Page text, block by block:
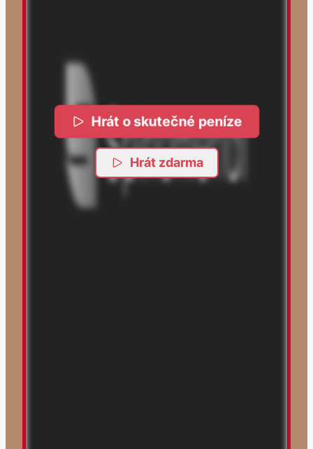
Hrát o skutečné peníze
Hrát zdarma